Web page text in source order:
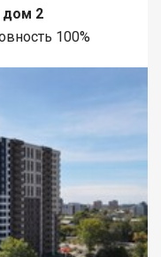
2
100%